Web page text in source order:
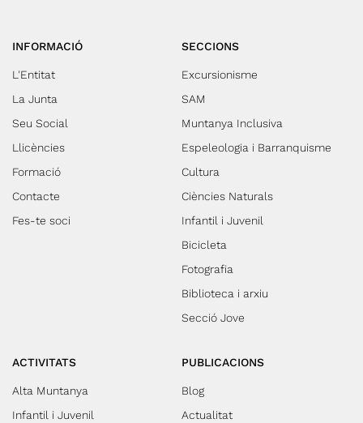
INFORMACIÓ
L'Entitat
La Junta
Seu Social
Llicències
Formació
Contacte
Fes-te soci
SECCIONS
Excursionisme
SAM
Muntanya Inclusiva
Espeleologia i Barranquisme
Cultura
Ciències Naturals
Infantil i Juvenil
Bicicleta
Fotografia
Biblioteca i arxiu
Secció Jove
ACTIVITATS
Alta Muntanya
Infantil i Juvenil
PUBLICACIONS
Blog
Actualitat